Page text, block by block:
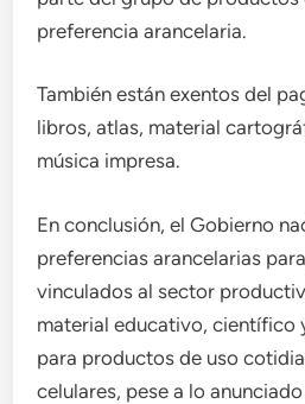
preferencia arancelaria.
También están exentos del
libros, atlas, material
música impresa.
En conclusión, el Gobierno
preferencias arancelarias
vinculados al sector
material educativo, científico
para productos de uso
celulares, pese a lo